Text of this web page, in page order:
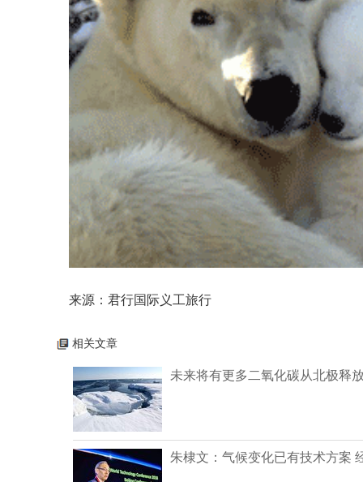
来源 ：君行国际义工旅行
相关文章
未来将有更多二氧化碳从北极释
朱棣文：气候变化已有技术方案